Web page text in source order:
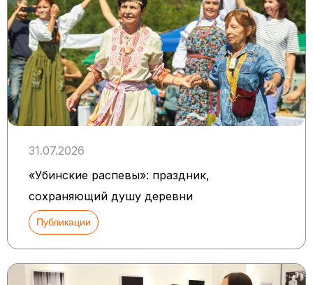
31.07.2026
«Убинские распевы»: праздник,
сохраняющий душу деревни
Публикации